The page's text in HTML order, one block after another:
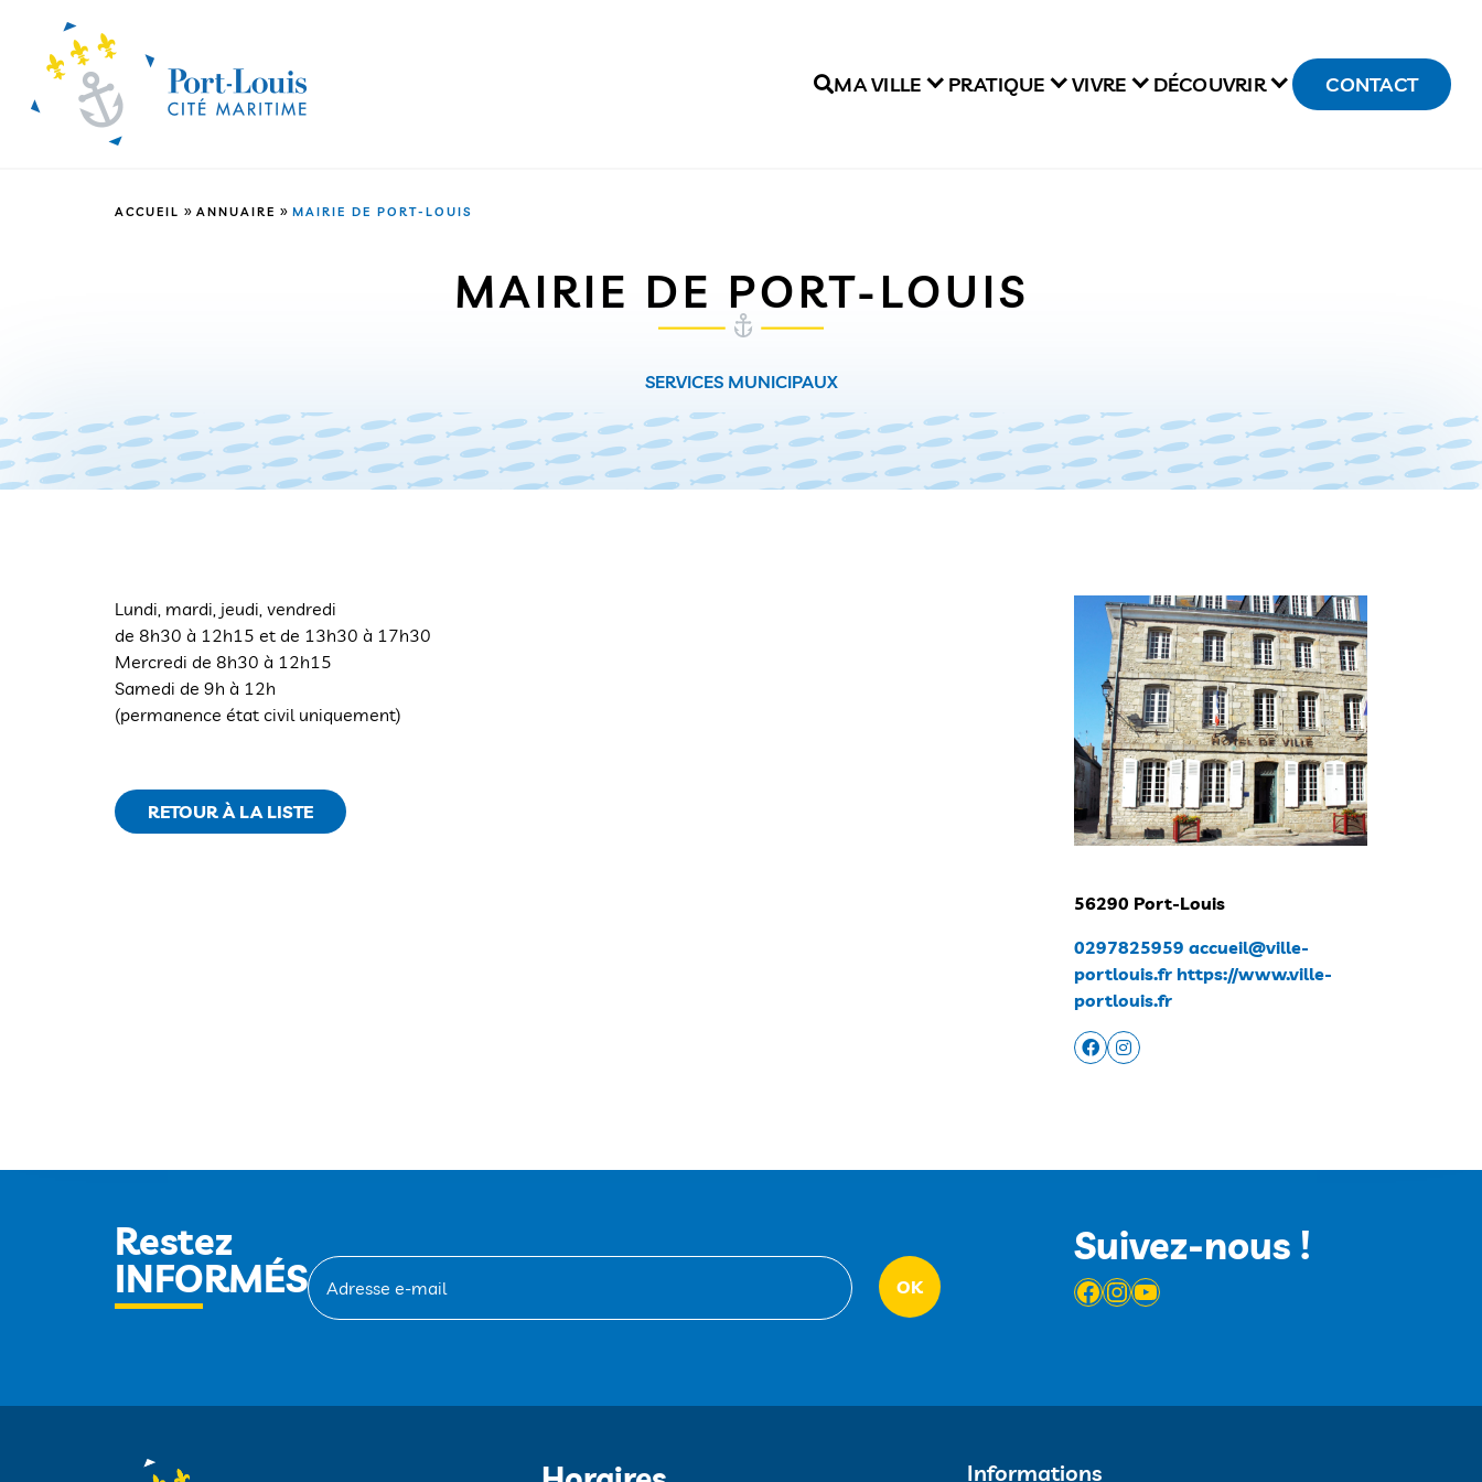
MA VILLE PRATIQUE VIVRE DÉCOUVRIR CONTACT
ACCUEIL » ANNUAIRE » MAIRIE DE PORT-LOUIS
MAIRIE DE PORT-LOUIS
SERVICES MUNICIPAUX
Lundi, mardi, jeudi, vendredi
de 8h30 à 12h15 et de 13h30 à 17h30
Mercredi de 8h30 à 12h15
Samedi de 9h à 12h
(permanence état civil uniquement)
RETOUR À LA LISTE
56290 Port-Louis
0297825959 accueil@ville-
portlouis.fr https://www.ville-
portlouis.fr
Restez
INFORMÉS
Suivez-nous !
Facebook
Instagram
YouTube
Informations